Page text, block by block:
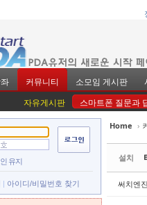
커뮤니티 소모임 게시판
자유게시판 스마트폰 질문과
유지
아이디/비밀번호 찾기
Home ›
설치
써치엔진
스
스